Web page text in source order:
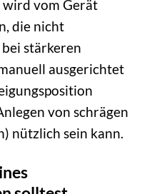
wird vom Gerät
die nicht
stärkeren
ausgerichtet
von schrägen
nützlich sein kann.